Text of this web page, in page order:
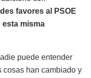
favores al PSOE
misma
puede entender
cosas han cambiado y